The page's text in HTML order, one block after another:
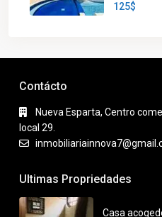
125$
Contácto
Nueva Esparta, Centro
local 29.
Ultimas Propriedades
Casa